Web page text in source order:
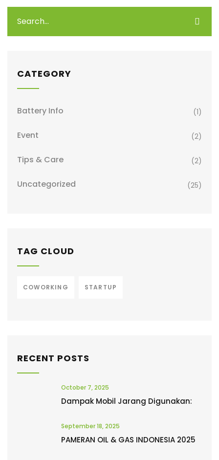
CATEGORY
Battery Info (1)
Event (2)
Tips & Care (2)
Uncategorized (25)
TAG CLOUD
COWORKING STARTUP
RECENT POSTS
October 7, 2025
Dampak Mobil Jarang Digunakan:
September 18, 2025
PAMERAN OIL & GAS INDONESIA 2025